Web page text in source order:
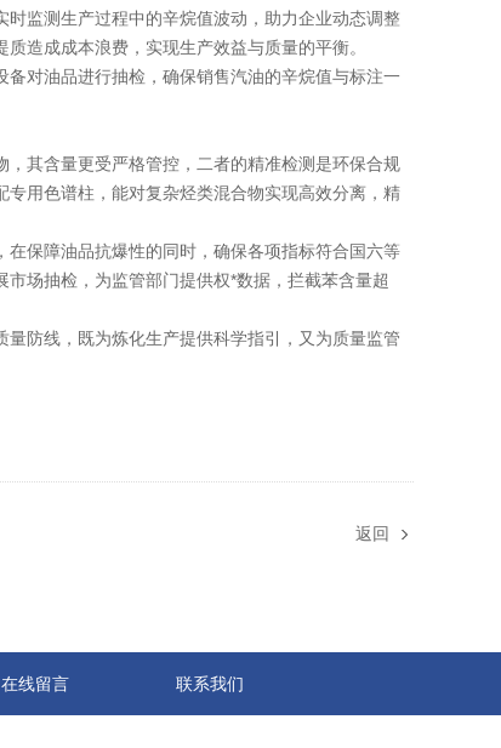
监测生产过程中的辛烷值波动，助力企业动态调整
造成成本浪费，实现生产效益与质量的平衡。
对油品进行抽检，确保销售汽油的辛烷值与标注一
其含量更受严格管控，二者的精准检测是环保合规
用色谱柱，能对复杂烃类混合物实现高效分离，精
保障油品抗爆性的同时，确保各项指标符合国六等
场抽检，为监管部门提供权*数据，拦截苯含量超
防线，既为炼化生产提供科学指引，又为质量监管
返回
在线留言 联系我们